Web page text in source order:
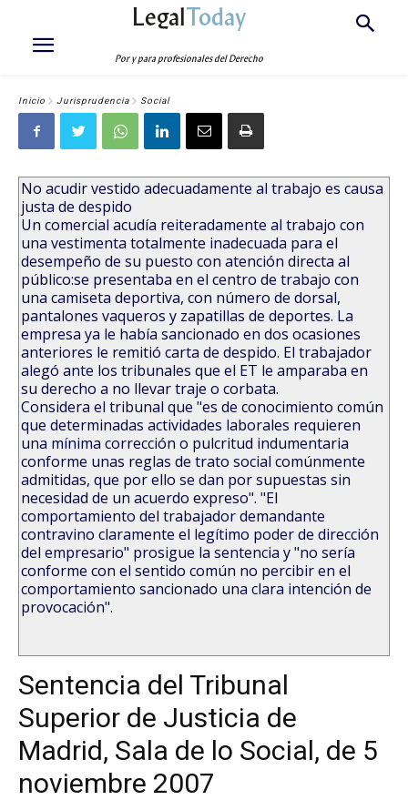
LegalToday
Por y para profesionales del Derecho
Inicio Jurisprudencia Social
No acudir vestido adecuadamente al trabajo es causa
justa de despido
Un comercial acudía reiteradamente al trabajo con
una vestimenta totalmente inadecuada para el
desempeño de su puesto con atención directa al
público:se presentaba en el centro de trabajo con
una camiseta deportiva, con número de dorsal,
pantalones vaqueros y zapatillas de deportes. La
empresa ya le había sancionado en dos ocasiones
anteriores le remitió carta de despido. El trabajador
alegó ante los tribunales que el ET le amparaba en
su derecho a no llevar traje o corbata.
Considera el tribunal que "es de conocimiento común
que determinadas actividades laborales requieren
una mínima corrección o pulcritud indumentaria
conforme unas reglas de trato social comúnmente
admitidas, que por ello se dan por supuestas sin
necesidad de un acuerdo expreso". "El
comportamiento del trabajador demandante
contravino claramente el legítimo poder de dirección
del empresario" prosigue la sentencia y "no sería
conforme con el sentido común no percibir en el
comportamiento sancionado una clara intención de
provocación".
Sentencia del Tribunal
Superior de Justicia de
Madrid, Sala de lo Social, de 5
noviembre 2007